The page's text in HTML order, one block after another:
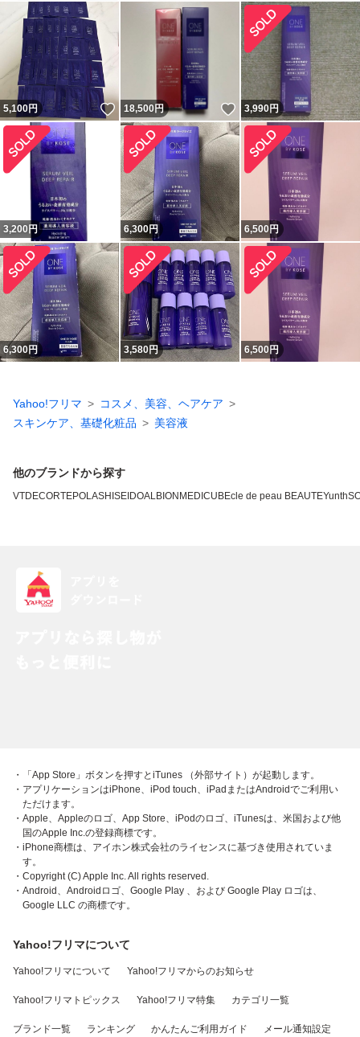
5,100円 いいね！
18,500円 いいね！
3,990円
3,200 円 6,300円 6,500円
6,300円 3,580円 6,500円
Yahoo!フリマ
コスメ、美容、ヘアケア
スキンケア、基礎化粧品
美容液
他のブランドから探す
VTDECORTEPOLASHISEIDOALBION MEDICUBEcle de peau BEAUTEYunth
・「App Store」ボタンを押すとiTunes （外部サイト）が起動します。
・アプリケーションはiPhone、iPod touch、iPadまたはAndroidでご利用い
ただけます。
・Apple、Appleのロゴ、App Store、iPodのロゴ、iTunesは、米国および他
国のApple Inc.の登録商標です。
・iPhone商標は、アイホン株式会社のライセンスに基づき使用されていま
す。
・Copyright (C) Apple Inc. All rights reserved.
・Android、Androidロゴ、Google Play 、および Google Play ロゴは、
Google LLC の商標です。
Yahoo!フリマについて
Yahoo!フリマについて Yahoo!フリマからのお知らせ
Yahoo!フリマトピックス Yahoo!フリマ特集 カテゴリ一覧
ブランド一覧 ランキング かんたんご利用ガイド メール通知設定